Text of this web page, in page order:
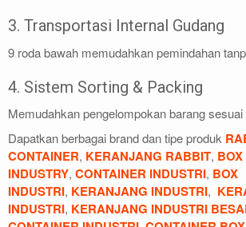
3. Transportasi Internal Gudang
9 roda bawah memudahkan pemindahan
4. Sistem Sorting & Packing
Memudahkan pengelompokan barang sesuai
Dapatkan berbagai brand dan tipe produk
CONTAINER, KERANJANG RABBIT,
INDUSTRY, CONTAINER INDUSTRI, BOX
INDUSTRI, KERANJANG INDUSTRI,
INDUSTRI, KERANJANG INDUSTRI